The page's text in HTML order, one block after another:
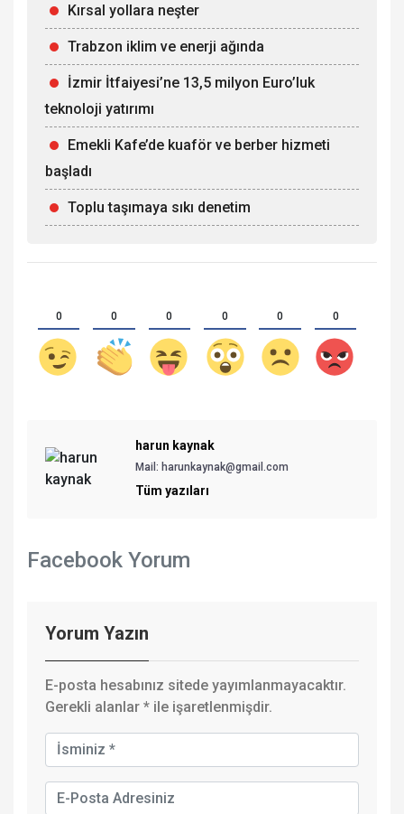
Kırsal yollara neşter
Trabzon iklim ve enerji ağında
İzmir İtfaiyesi’ne 13,5 milyon Euro’luk
teknoloji yatırımı
Emekli Kafe’de kuaför ve berber hizmeti
başladı
Toplu taşımaya sıkı denetim
0 0 0 0 0 0
harun kaynak
Mail: harunkaynak@gmail.com
Tüm yazıları
Facebook Yorum
Yorum Yazın
E-posta hesabınız sitede yayımlanmayacaktır.
Gerekli alanlar * ile işaretlenmişdir.